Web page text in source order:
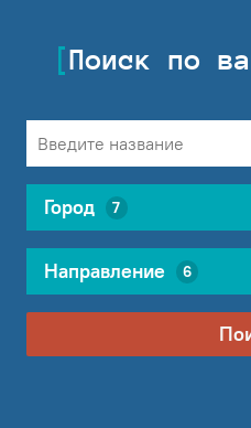
Поиск по
Город 7
Направление 6